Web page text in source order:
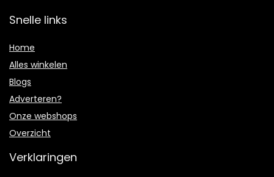
Snelle links
Home
Alles winkelen
Blogs
Adverteren?
Onze webshops
Overzicht
Verklaringen